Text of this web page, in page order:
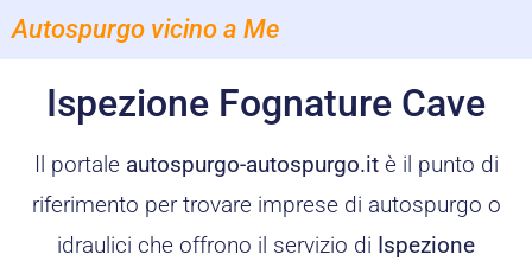
Autospurgo vicino a Me
Ispezione Fognature Cave
Il portale autospurgo-autospurgo.itè il punto di
riferimento per trovare imprese di autospurgo o
idraulici che offrono il servizio di Ispezione